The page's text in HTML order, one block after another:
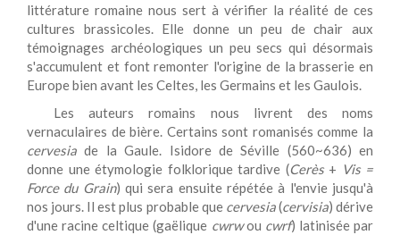
littérature romaine nous sert à vérifier la réalité de ces
cultures brassicoles. Elle donne un peu de chair aux
témoignages archéologiques un peu secs qui désormais
s'accumulent et font remonter l'origine de la brasserie en
Europe bien avant les Celtes, les Germains et les Gaulois.
Les auteurs romains nous livrent des noms
vernaculaires de bière. Certains sont romanisés comme la
cervesia de la Gaule. Isidore de Séville (560~636) en
donne une étymologie folklorique tardive (Cerès+ Vis =
Force du Grain) qui sera ensuite répétée à l'envie jusqu'à
nos jours. Il est plus probable que cervesia(cervisia) dérive
d'une racine celtique (gaëlique cwrwou cwrf) latinisée par